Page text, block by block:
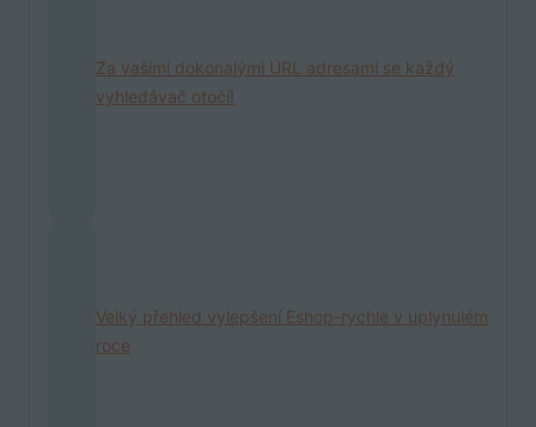
Za vašimi dokonalými URL adresami se každý
vyhledávač otočí!
Velký přehled vylepšení Eshop-rychle v uplynulém
roce